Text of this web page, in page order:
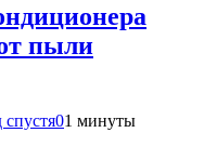
пыли
спустя01 минуты